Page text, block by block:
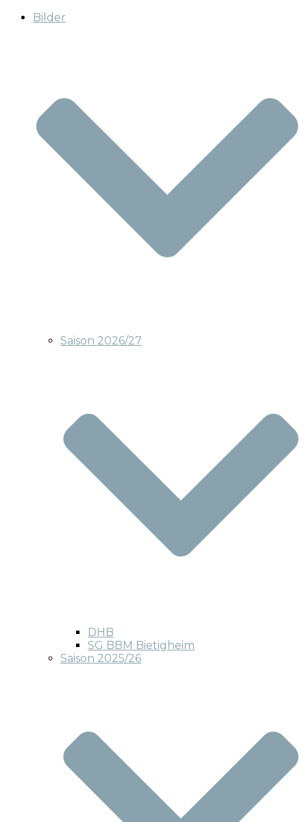
Bilder
Saison 2026/27
DHB
SG BBM Bietigheim
Saison 2025/26